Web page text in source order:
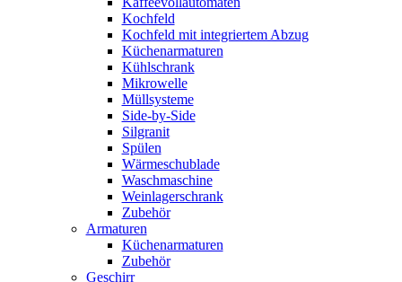
Kochfeld
Kochfeld mit integriertem Abzug
Küchenarmaturen
Kühlschrank
Mikrowelle
Müllsysteme
Side-by-Side
Silgranit
Spülen
Wärmeschublade
Waschmaschine
Weinlagerschrank
Zubehör
Armaturen
Küchenarmaturen
Zubehör
Geschirr